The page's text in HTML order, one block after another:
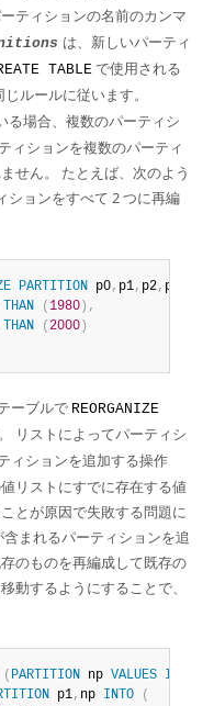
ティションの名前のカンマ
は、新しいパーティ
TABLE で使用される
ルールに従います。
る場合、複数のパーティシ
ィションを複数のパーティ
せん。 たとえば、次のよう
ションをすべて 2 つに再編
PARTITION p0, p1, p2, p3
THAN ( 1980 ) ,
THAN ( 2000 )
ーブルで REORGANIZE
リストによってパーティシ
ィションを追加する操作
リストにすでに存在する値
とが原因で失敗する問題に
まれるパーティションを追
のものを再編成して既存の
動するようにすることで、
( PARTITION np VALUES IN
p1, np INTO
(